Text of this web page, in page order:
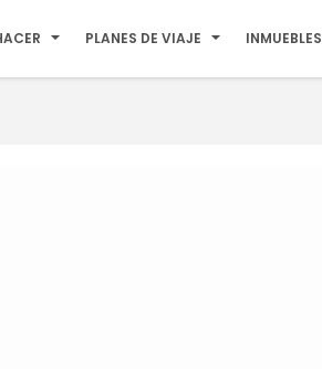
PLANES DE VIAJE INMUEBLES